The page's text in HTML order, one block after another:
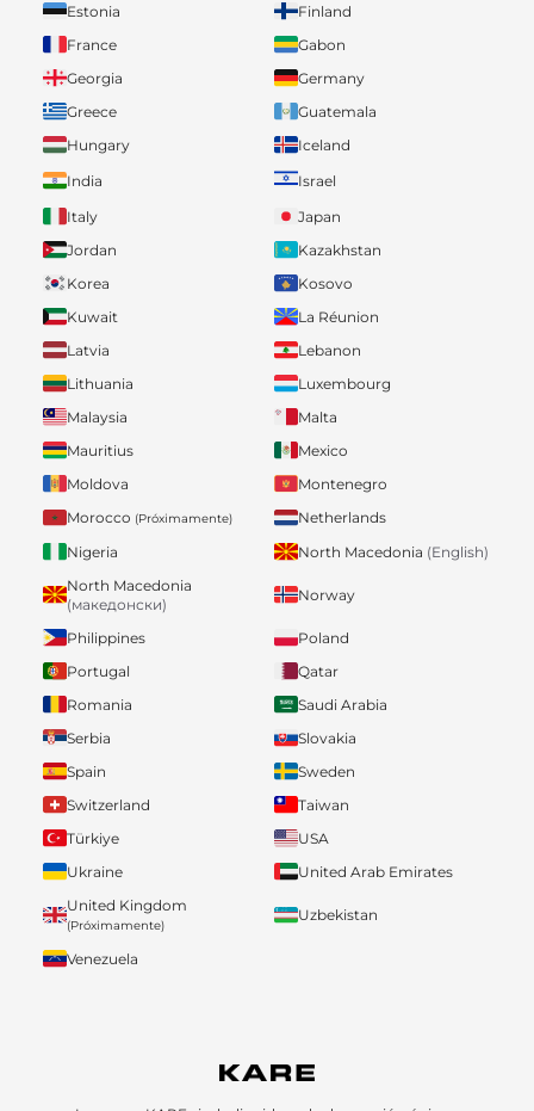
Estonia
Finland
France
Gabon
Georgia
Germany
Greece
Guatemala
Hungary
Iceland
India
Israel
Italy
Japan
Jordan
Kazakhstan
Korea
Kosovo
Kuwait
La Réunion
Latvia
Lebanon
Lithuania
Luxembourg
Malaysia
Malta
Mauritius
Mexico
Moldova
Montenegro
Morocco (Próximamente)
Netherlands
Nigeria
North Macedonia (English)
North Macedonia
(македонски)
Norway
Philippines
Poland
Portugal
Qatar
Romania
Saudi Arabia
Serbia
Slovakia
Spain
Sweden
Switzerland
Taiwan
Türkiye
USA
Ukraine
United Arab Emirates
United Kingdom
(Próximamente)
Uzbekistan
Venezuela